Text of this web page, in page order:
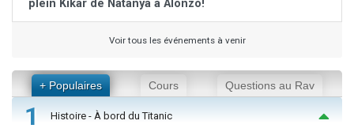
plein Kikar de Natanya à Alonzo!
Voir tous les événements à venir
+ Populaires Cours Questions au Rav
1 Histoire - À bord du Titanic